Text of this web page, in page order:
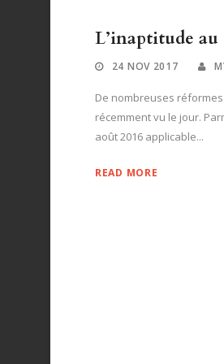
L’inaptitude
24 NOV 2017
De nombreuses
récemment vu le jour.
août 2016 applicable...
READ MORE